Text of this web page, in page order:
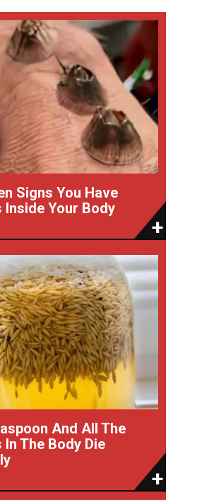
Signs You Have
Inside Your Body
And All The
In The Body Die